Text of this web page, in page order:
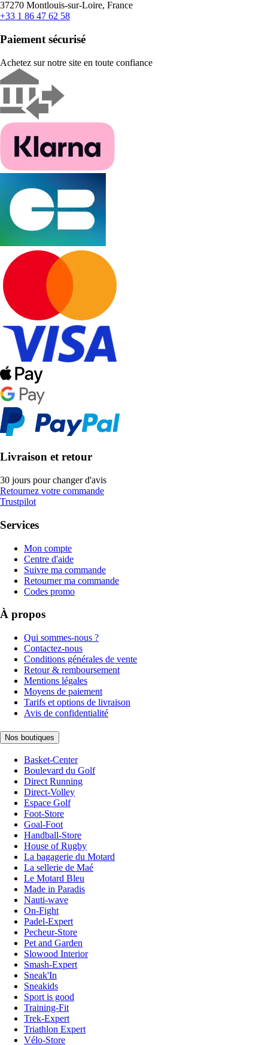
37270 Montlouis-sur-Loire, France
+33 1 86 47 62 58
Paiement sécurisé
Achetez sur notre site en toute confiance
Livraison et retour
30 jours pour changer d'avis
Retournez votre commande
Trustpilot
Services
Mon compte
Centre d'aide
Suivre ma commande
Retourner ma commande
Codes promo
À propos
Qui sommes-nous ?
Contactez-nous
Conditions générales de vente
Retour & remboursement
Mentions légales
Moyens de paiement
Tarifs et options de livraison
Avis de confidentialité
Nos boutiques
Basket-Center
Boulevard du Golf
Direct Running
Direct-Volley
Espace Golf
Foot-Store
Goal-Foot
Handball-Store
House of Rugby
La bagagerie du Motard
La sellerie de Maé
Le Motard Bleu
Made in Paradis
Nauti-wave
On-Fight
Padel-Expert
Pecheur-Store
Pet and Garden
Slowood Interior
Smash-Expert
Sneak'In
Sneakids
Sport is good
Training-Fit
Trek-Expert
Triathlon Expert
Vélo-Store